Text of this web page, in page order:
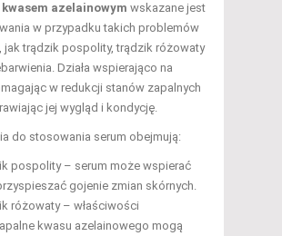
azelainowym wskazane jest
w przypadku takich problemów
jak trądzik pospolity, trądzik różowaty
Działa wspierająco na
w redukcji stanów zapalnych
jej wygląd i kondycję.
do stosowania serum obejmują:
pospolity – serum może wspierać
gojenie zmian skórnych.
różowaty – właściwości
kwasu azelainowego mogą